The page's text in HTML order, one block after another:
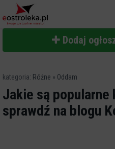
Dodaj
kategoria: Różne » Oddam
Jakie są
sprawdź na blogu